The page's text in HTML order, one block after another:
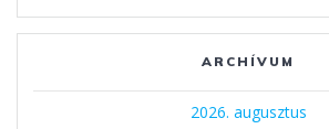
ARCHÍVUM
2026. augusztus